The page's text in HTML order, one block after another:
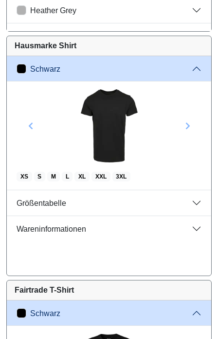
Heather Grey
Dunkel Grau
Grün
Sand
Hellblau
Hausmarke Shirt
Schwarz
XS S M L XL XXL 3XL
Größentabelle
Wareninformationen
Fairtrade T-Shirt
Schwarz